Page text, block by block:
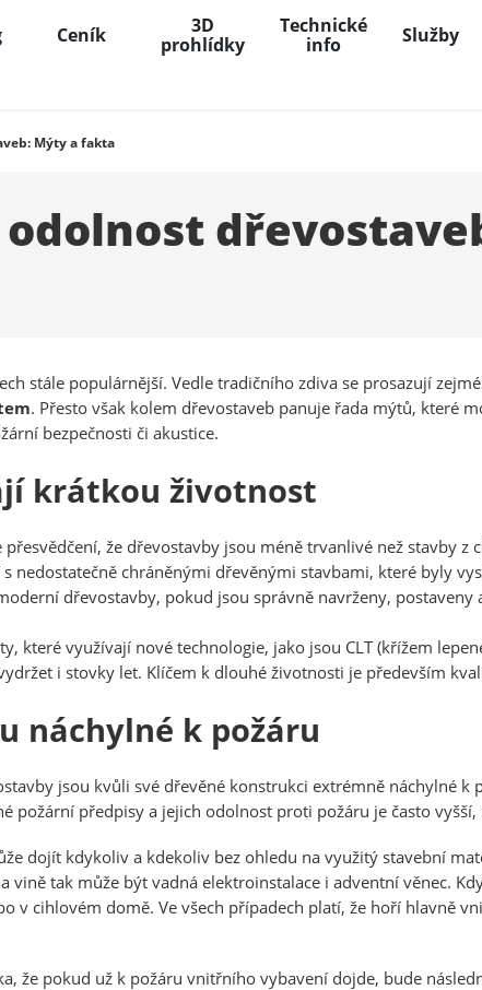
Ceník
3D
prohlídky
Technické
info
Služby
Mýty a fakta
stále populárnější. Vedle tradičního zdiva se prosazují
. Přesto však kolem dřevostaveb panuje řada mýtů, které
bezpečnosti či akustice.
krátkou životnost
že dřevostavby jsou méně trvanlivé než stavby z
nedostatečně chráněnými dřevěnými stavbami, které byly
dřevostavby, pokud jsou správně navrženy,
které využívají nové technologie, jako jsou CLT (křížem
i stovky let. Klíčem k dlouhé životnosti je především
náchylné k požáru
jsou kvůli své dřevěné konstrukci extrémně náchylné
požární předpisy a jejich odolnost proti požáru je často vyšší,
dojít kdykoliv a kdekoliv bez ohledu na využitý stavební
vině tak může být vadná elektroinstalace i adventní věnec.
v cihlovém domě. Ve všech případech platí, že hoří hlavně
že pokud už k požáru vnitřního vybavení dojde, bude